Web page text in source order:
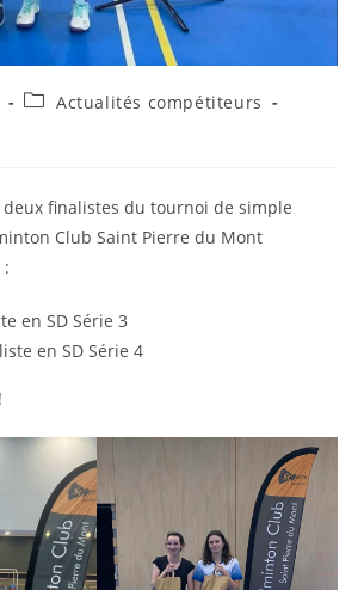
PostActualités compétiteurs
deux finalistes du tournoi de simple
Club Saint Pierre du Mont
en SD Série 3
en SD Série 4